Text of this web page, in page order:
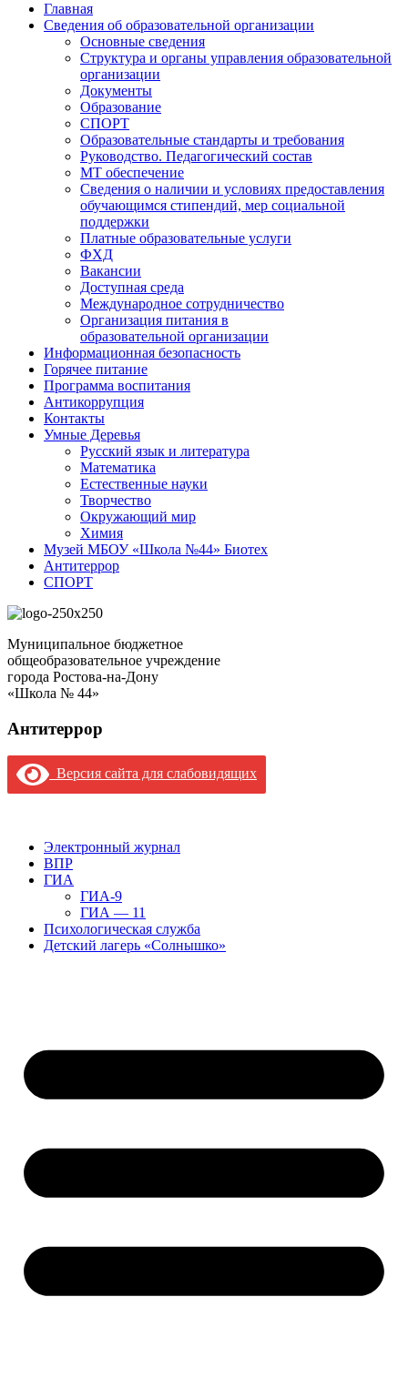
Главная
Сведения об образовательной организации
Основные сведения
Структура и органы управления образовательной
организации
Документы
Образование
СПОРТ
Образовательные стандарты и требования
Руководство. Педагогический состав
МТ обеспечение
Сведения о наличии и условиях предоставления
обучающимся стипендий, мер социальной
поддержки
Платные образовательные услуги
ФХД
Вакансии
Доступная среда
Международное сотрудничество
Организация питания в
образовательной организации
Информационная безопасность
Горячее питание
Программа воспитания
Антикоррупция
Контакты
Умные Деревья
Русский язык и литература
Математика
Естественные науки
Творчество
Окружающий мир
Химия
Музей МБОУ «Школа №44» Биотех
Антитеррор
СПОРТ
Муниципальное бюджетное
общеобразовательное учреждение
города Ростова-на-Дону
«Школа № 44»
Антитеррор
Версия сайта для слабовидящих
Электронный журнал
ВПР
ГИА
ГИА-9
ГИА — 11
Психологическая служба
Детский лагерь «Солнышко»